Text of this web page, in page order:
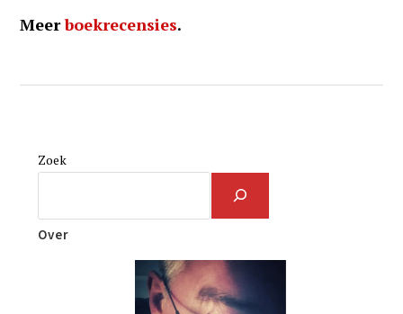
Meerboekrecensies.
Zoek
Over